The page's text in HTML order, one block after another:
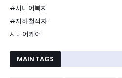
#시니어복지
#지하철적자
시니어케어
MAIN TAGS